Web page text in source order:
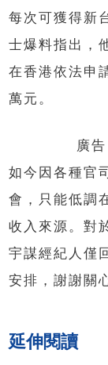
每次可獲得新
士爆料指出，
在香港依法申
萬元。
廣
如今因各種官
會，只能低調
收入來源。對
宇謀經紀人僅
安排，謝謝關
延伸閱讀